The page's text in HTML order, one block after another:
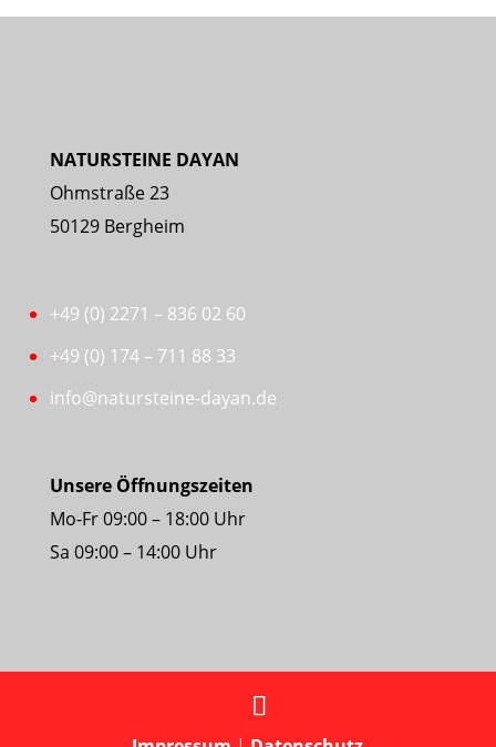
cm
NATURSTEINE DAYAN
Ohmstraße 23
50129 Bergheim
+49 (0) 2271 – 836 02 60
+49 (0) 174 – 711 88 33
info@natursteine-dayan.de
Unsere Öffnungszeiten
Mo-Fr 09:00 – 18:00 Uhr
Sa 09:00 – 14:00 Uhr